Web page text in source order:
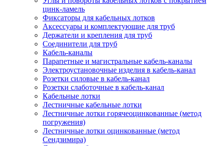
цинк-ламель
Фиксаторы для кабельных лотков
Аксессуары и комплектующие для труб
Держатели и крепления для труб
Соединители для труб
Кабель-каналы
Парапетные и магистральные кабель-каналы
Электроустановочные изделия в кабель-канал
Розетки силовые в кабель-канал
Розетки слаботочные в кабель-канал
Кабельные лотки
Лестничные кабельные лотки
Лестничные лотки горячеоцинкованные (метод
погружения)
Лестничные лотки оцинкованные (метод
Сендзимира)